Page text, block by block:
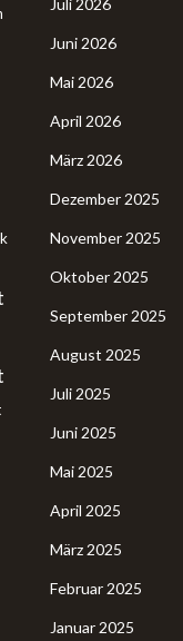
Juni 2026
Mai 2026
April 2026
März 2026
Dezember 2025
November 2025
Oktober 2025
September 2025
August 2025
Juli 2025
Juni 2025
Mai 2025
April 2025
März 2025
Februar 2025
Januar 2025